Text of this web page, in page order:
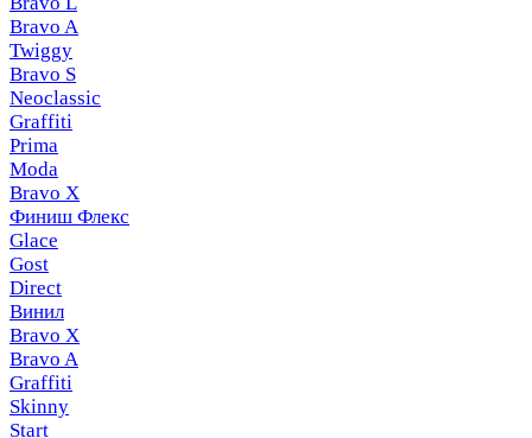
Bravo A
Twiggy
Bravo S
Neoclassic
Graffiti
Prima
Moda
Bravo X
Финиш Флекс
Glace
Gost
Direct
Винил
Bravo X
Bravo A
Graffiti
Skinny
Start